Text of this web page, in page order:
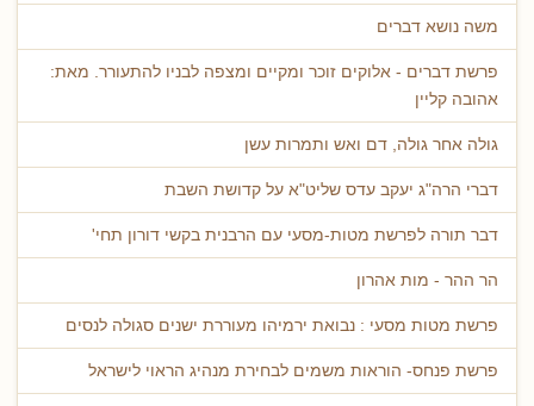
משה נושא דברים
פרשת דברים - אלוקים זוכר ומקיים ומצפה לבניו להתעורר. מאת:
אהובה קליין
גולה אחר גולה, דם ואש ותמרות עשן
דברי הרה"ג יעקב עדס שליט"א על קדושת השבת
דבר תורה לפרשת מטות-מסעי עם הרבנית בקשי דורון תחי'
הר ההר - מות אהרון
פרשת מטות מסעי : נבואת ירמיהו מעוררת ישנים סגולה לנסים
פרשת פנחס- הוראות משמים לבחירת מנהיג הראוי לישראל